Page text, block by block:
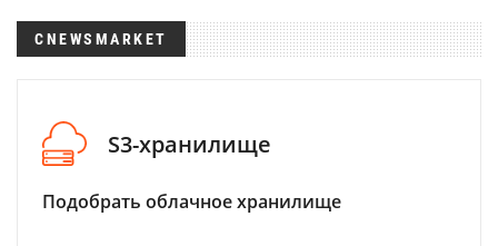
CNEWSMARKET
S3-хранилище
Подобрать облачное хранилище